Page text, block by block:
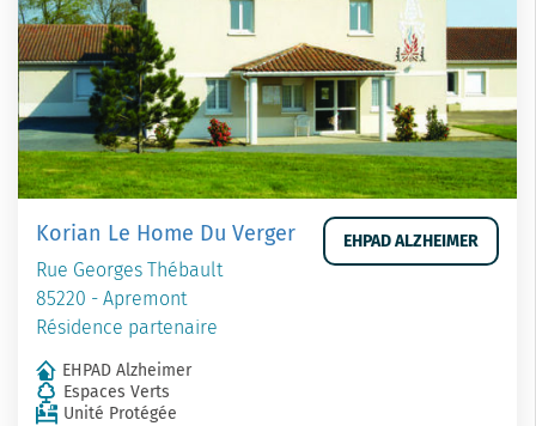
Korian Le Home Du Verger
Rue Georges Thébault
85220 - Apremont
Résidence partenaire
EHPAD ALZHEIMER
EHPAD Alzheimer
Espaces Verts
Unité Protégée